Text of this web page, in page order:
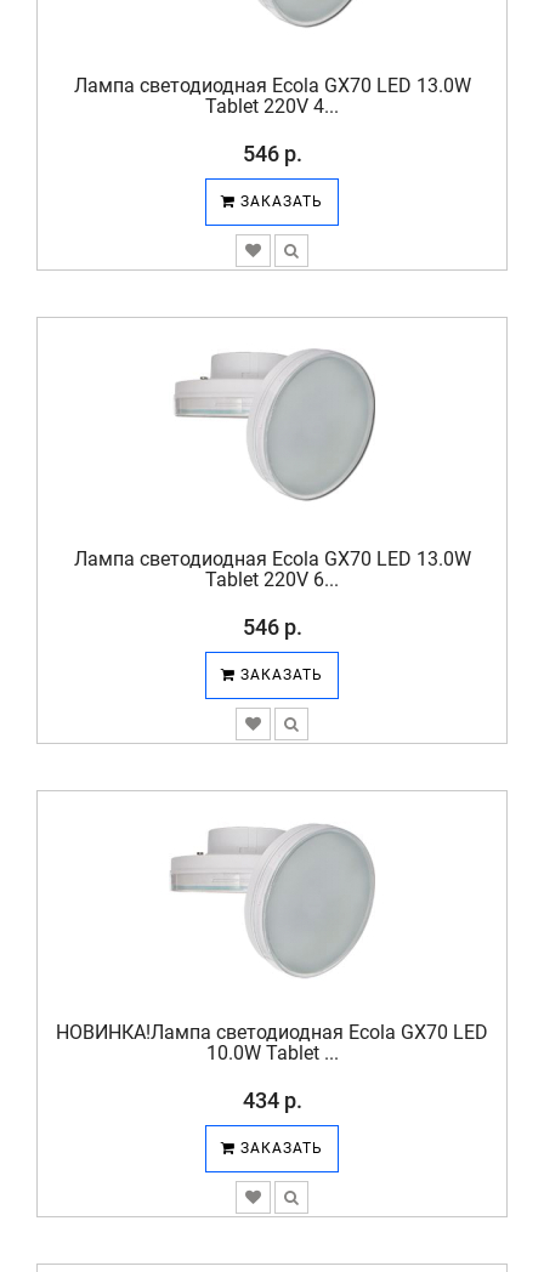
Лампа светодиодная Ecola GX70 LED 13.0W
Tablet 220V 4...
546 р.
ЗАКАЗАТЬ
Лампа светодиодная Ecola GX70 LED 13.0W
Tablet 220V 6...
546 р.
ЗАКАЗАТЬ
НОВИНКА!Лампа светодиодная Ecola GX70 LED
10.0W Tablet ...
434 р.
ЗАКАЗАТЬ